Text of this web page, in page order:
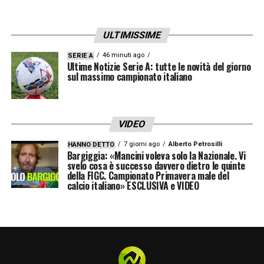
LA PLAYLIST DELLE NOSTRE TOP NEWS
ULTIMISSIME
SERIE A 46 minuti ago
Ultime Notizie Serie A: tutte le novità del giorno
sul massimo campionato italiano
VIDEO
HANNO DETTO 7 giorni ago Alberto Petrosilli
Bargiggia: «Mancini voleva solo la Nazionale. Vi
svelo cosa è successo davvero dietro le quinte
della FIGC. Campionato Primavera male del
calcio italiano» ESCLUSIVA e VIDEO